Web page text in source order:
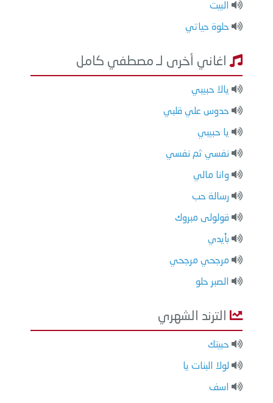
البيت
حلوة حياتي
اغاني أخرى لـ مصطفي كامل
يالا حبيبي
حدوس علي قلبي
يا حبيبي
نفسي ثم نفسي
وانا مالي
رسالة حب
قولولى مبروك
بأيدي
مرجحي مرجحي
الصبر حلو
الترند الشهري
حبيتك
لولا البنات يا
اسف